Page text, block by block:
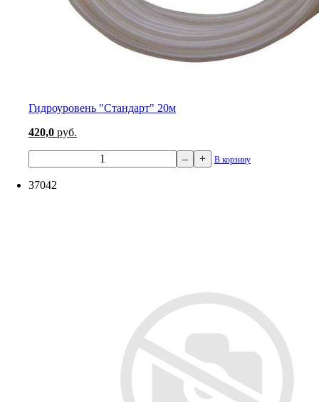
Гидроуровень "Стандарт" 20м
420,0 руб.
– + В корзину
37042